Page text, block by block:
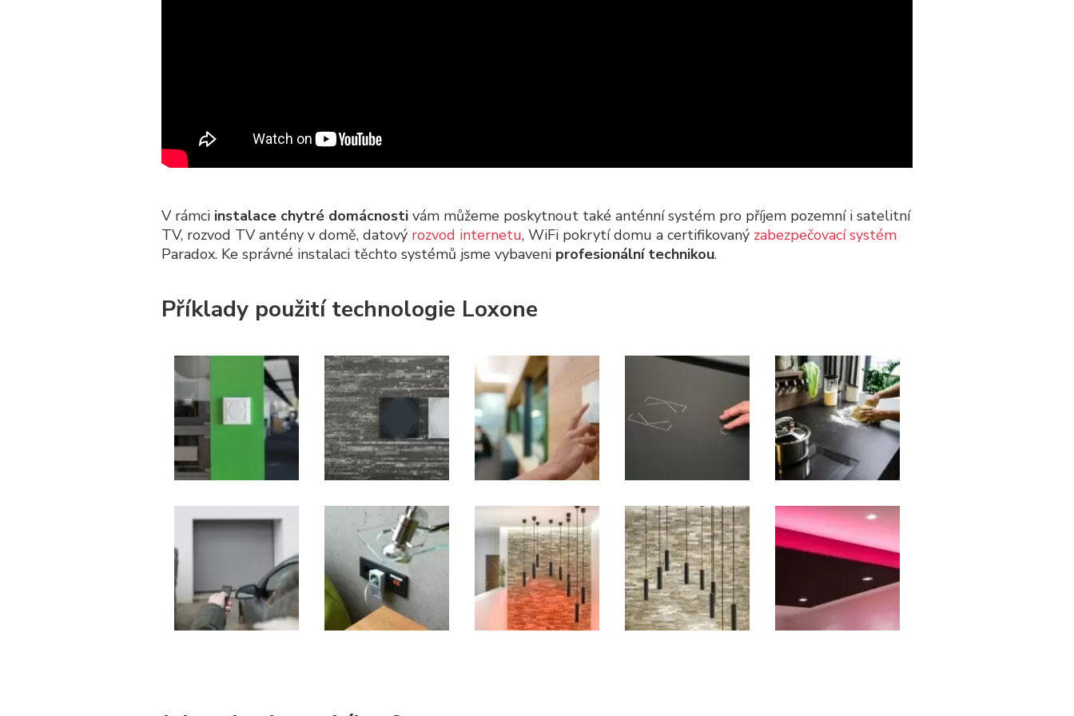
V rámci instalace chytré domácnosti vám můžeme poskytnout také anténní systém pro příjem pozemní i satelitní
TV, rozvod TV antény v domě, datový rozvod internetu, WiFi pokrytí domu a certifikovaný zabezpečovací systém
Paradox. Ke správné instalaci těchto systémů jsme vybaveni profesionální technikou.
Příklady použití technologie Loxone